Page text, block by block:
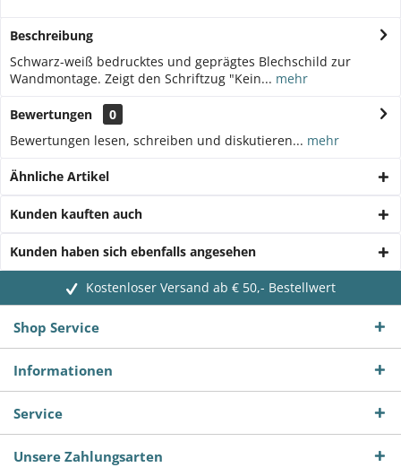
Beschreibung
Schwarz-weiß bedrucktes und geprägtes Blechschild zur
Wandmontage. Zeigt den Schriftzug "Kein... mehr
Bewertungen
0
Bewertungen lesen, schreiben und diskutieren... mehr
Ähnliche Artikel
Kunden kauften auch
Kunden haben sich ebenfalls angesehen
Kostenloser Versand ab € 50,- Bestellwert
Shop Service
Informationen
Service
Unsere Zahlungsarten